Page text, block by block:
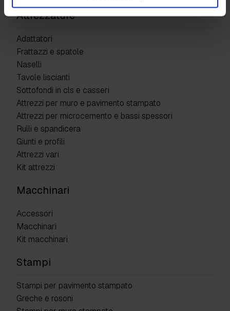
Attrezzature
Adattatori
Frattazzi e spatole
Naselli
Tavole liscianti
Sottofondi in cls e casseri
Attrezzi per muro e pavimento stampato
Attrezzi per microcemento e bassi spessori
Rulli e spandicera
Giunti e profili
Attrezzi vari
Kit attrezzi
Macchinari
Accessori
Macchinari
Kit macchinari
Stampi
Stampi per pavimento stampato
Greche e rosoni